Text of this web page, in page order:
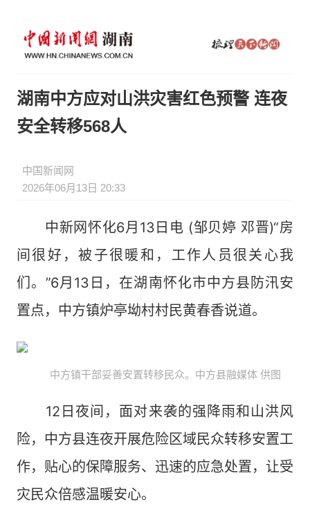
湖南中方应对山洪灾害红色预警 连夜
安全转移568人
中国新闻网
2026年06月13日 20:33
中新网怀化6月13日电 (邹贝婷 邓晋)“房
间很好，被子很暖和，工作人员很关心我
们。”6月13日，在湖南怀化市中方县防汛安
置点，中方镇炉亭坳村村民黄春香说道。
中方镇干部妥善安置转移民众。中方县融媒体 供图
12日夜间，面对来袭的强降雨和山洪风
险，中方县连夜开展危险区域民众转移安置工
作，贴心的保障服务、迅速的应急处置，让受
灾民众倍感温暖安心。